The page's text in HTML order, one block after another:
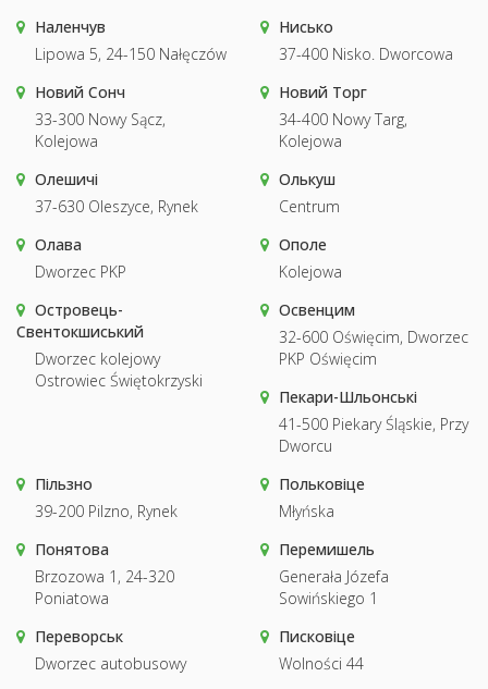
Наленчув
Lipowa 5, 24-150 Nałęczów
Нисько
37-400 Nisko. Dworcowa
Новий Сонч
33-300 Nowy Sącz,
Kolejowa
Новий Торг
34-400 Nowy Targ,
Kolejowa
Олешичі
37-630 Oleszyce, Rynek
Олькуш
Centrum
Олава
Dworzec PKP
Ополе
Kolejowa
Островець-
Свентокшиський
Dworzec kolejowy
Ostrowiec Świętokrzyski
Освенцим
32-600 Oświęcim, Dworzec
PKP Oświęcim
Пекари-Шльонські
41-500 Piekary Śląskie, Przy
Dworcu
Пільзно
39-200 Pilzno, Rynek
Польковіце
Młyńska
Понятова
Brzozowa 1, 24-320
Poniatowa
Перемишель
Generała Józefa
Sowińskiego 1
Переворськ
Dworzec autobusowy
Писковіце
Wolności 44